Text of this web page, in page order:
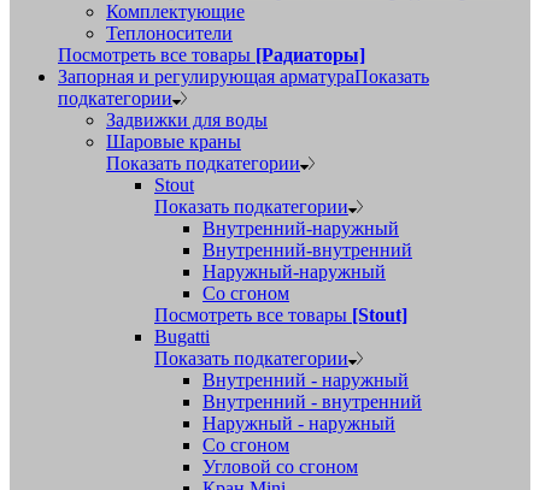
Комплектующие
Теплоносители
Посмотреть все товары [Радиаторы]
Запорная и регулирующая арматураПоказать
подкатегории
Задвижки для воды
Шаровые краны
Показать подкатегории
Stout
Показать подкатегории
Внутренний-наружный
Внутренний-внутренний
Наружный-наружный
Со сгоном
Посмотреть все товары [Stout]
Bugatti
Показать подкатегории
Внутренний - наружный
Внутренний - внутренний
Наружный - наружный
Со сгоном
Угловой со сгоном